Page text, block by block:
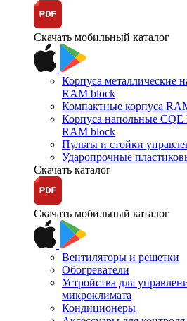
Скачать мобильный каталог
Корпуса металлические
RAM block
Компактные корпуса
Корпуса напольные CQE
RAM block
Пульты и стойки
Ударопрочные
Скачать каталог
Скачать мобильный каталог
Вентиляторы и решетки
Обогреватели
Устройства для
микроклимата
Кондиционеры